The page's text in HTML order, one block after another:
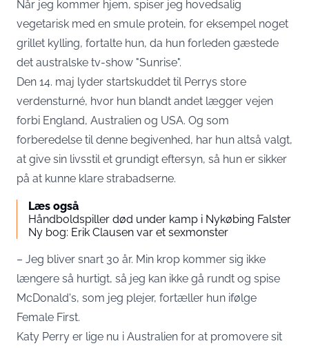
Når jeg kommer hjem, spiser jeg hovedsalig
vegetarisk med en smule protein, for eksempel noget
grillet kylling, fortalte hun, da hun forleden gæstede
det australske tv-show "Sunrise".
Den 14. maj lyder startskuddet til Perrys store
verdensturné, hvor hun blandt andet lægger vejen
forbi England, Australien og USA. Og som
forberedelse til denne begivenhed, har hun altså valgt,
at give sin livsstil et grundigt eftersyn, så hun er sikker
på at kunne klare strabadserne.
Læs også
Håndboldspiller død under kamp i Nykøbing Falster
Ny bog: Erik Clausen var et sexmonster
– Jeg bliver snart 30 år. Min krop kommer sig ikke
længere så hurtigt, så jeg kan ikke gå rundt og spise
McDonald's, som jeg plejer, fortæller hun ifølge
Female First.
Katy Perry er lige nu i Australien for at promovere sit